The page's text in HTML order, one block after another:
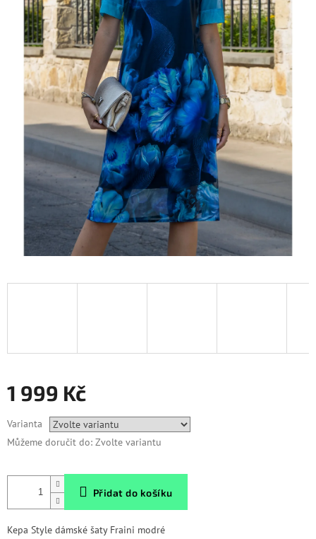
1 999 Kč
cena:
Varianta
Můžeme doručit do: Zvolte variantu
Přidat do košíku
Kepa Style dámské šaty Fraini modré